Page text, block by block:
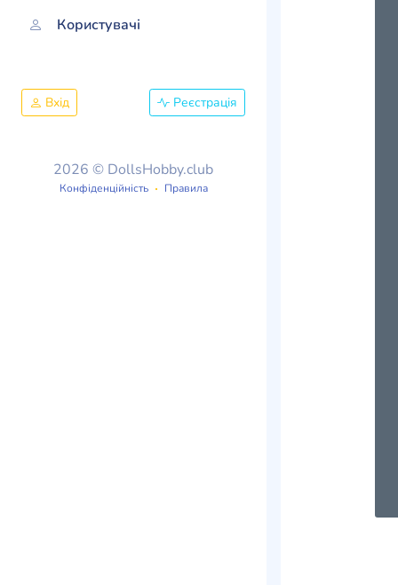
Користувачі
Вхід Реєстрація
2026 © DollsHobby.club
Конфіденційність Правила